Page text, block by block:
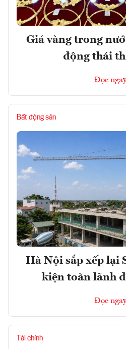
Giá vàng trong
động thái
Đọc
Bất động sản
Hà Nội sắp xếp lại
kiện toàn lãnh
Đọc
Tài chính